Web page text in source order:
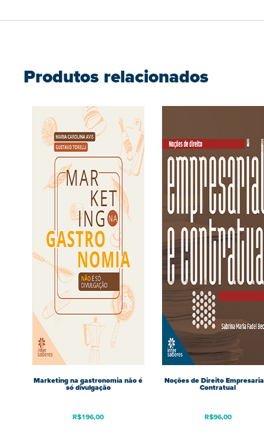
Produtos relacionados
Marketing na gastronomia não é
só divulgação
R$196,00
Noções de Direito
Contratual
R$96,00